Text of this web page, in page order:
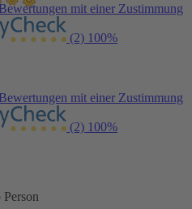
mit einer Zustimmung
(2) 100%
mit einer Zustimmung
(2) 100%
Person